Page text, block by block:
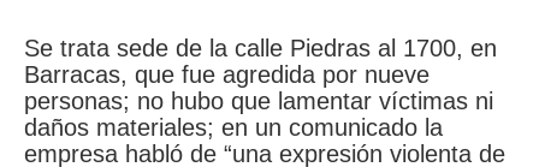
Se trata sede de la calle Piedras al 1700, en
Barracas, que fue agredida por nueve
personas; no hubo que lamentar víctimas ni
daños materiales; en un comunicado la
empresa habló de “una expresión violenta de